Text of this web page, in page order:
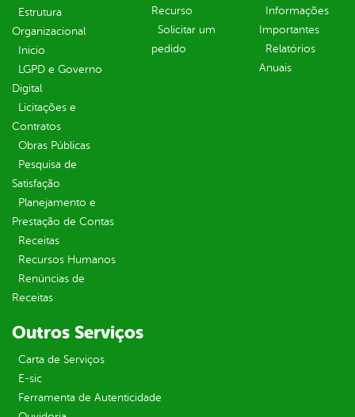
Estrutura
Organizacional
Inicio
LGPD e Governo
Digital
Licitações e
Contratos
Obras Públicas
Pesquisa de
Satisfação
Planejamento e
Prestação de Contas
Receitas
Recursos Humanos
Renúncias de
Receitas
Recurso
Solicitar um
pedido
Informações
Importantes
Relatórios
Anuais
Outros Serviços
Carta de Serviços
E-sic
Ferramenta de Autenticidade